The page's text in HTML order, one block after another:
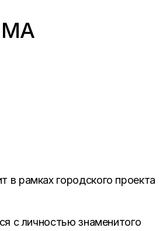
рамках городского проекта
с личностью знаменитого